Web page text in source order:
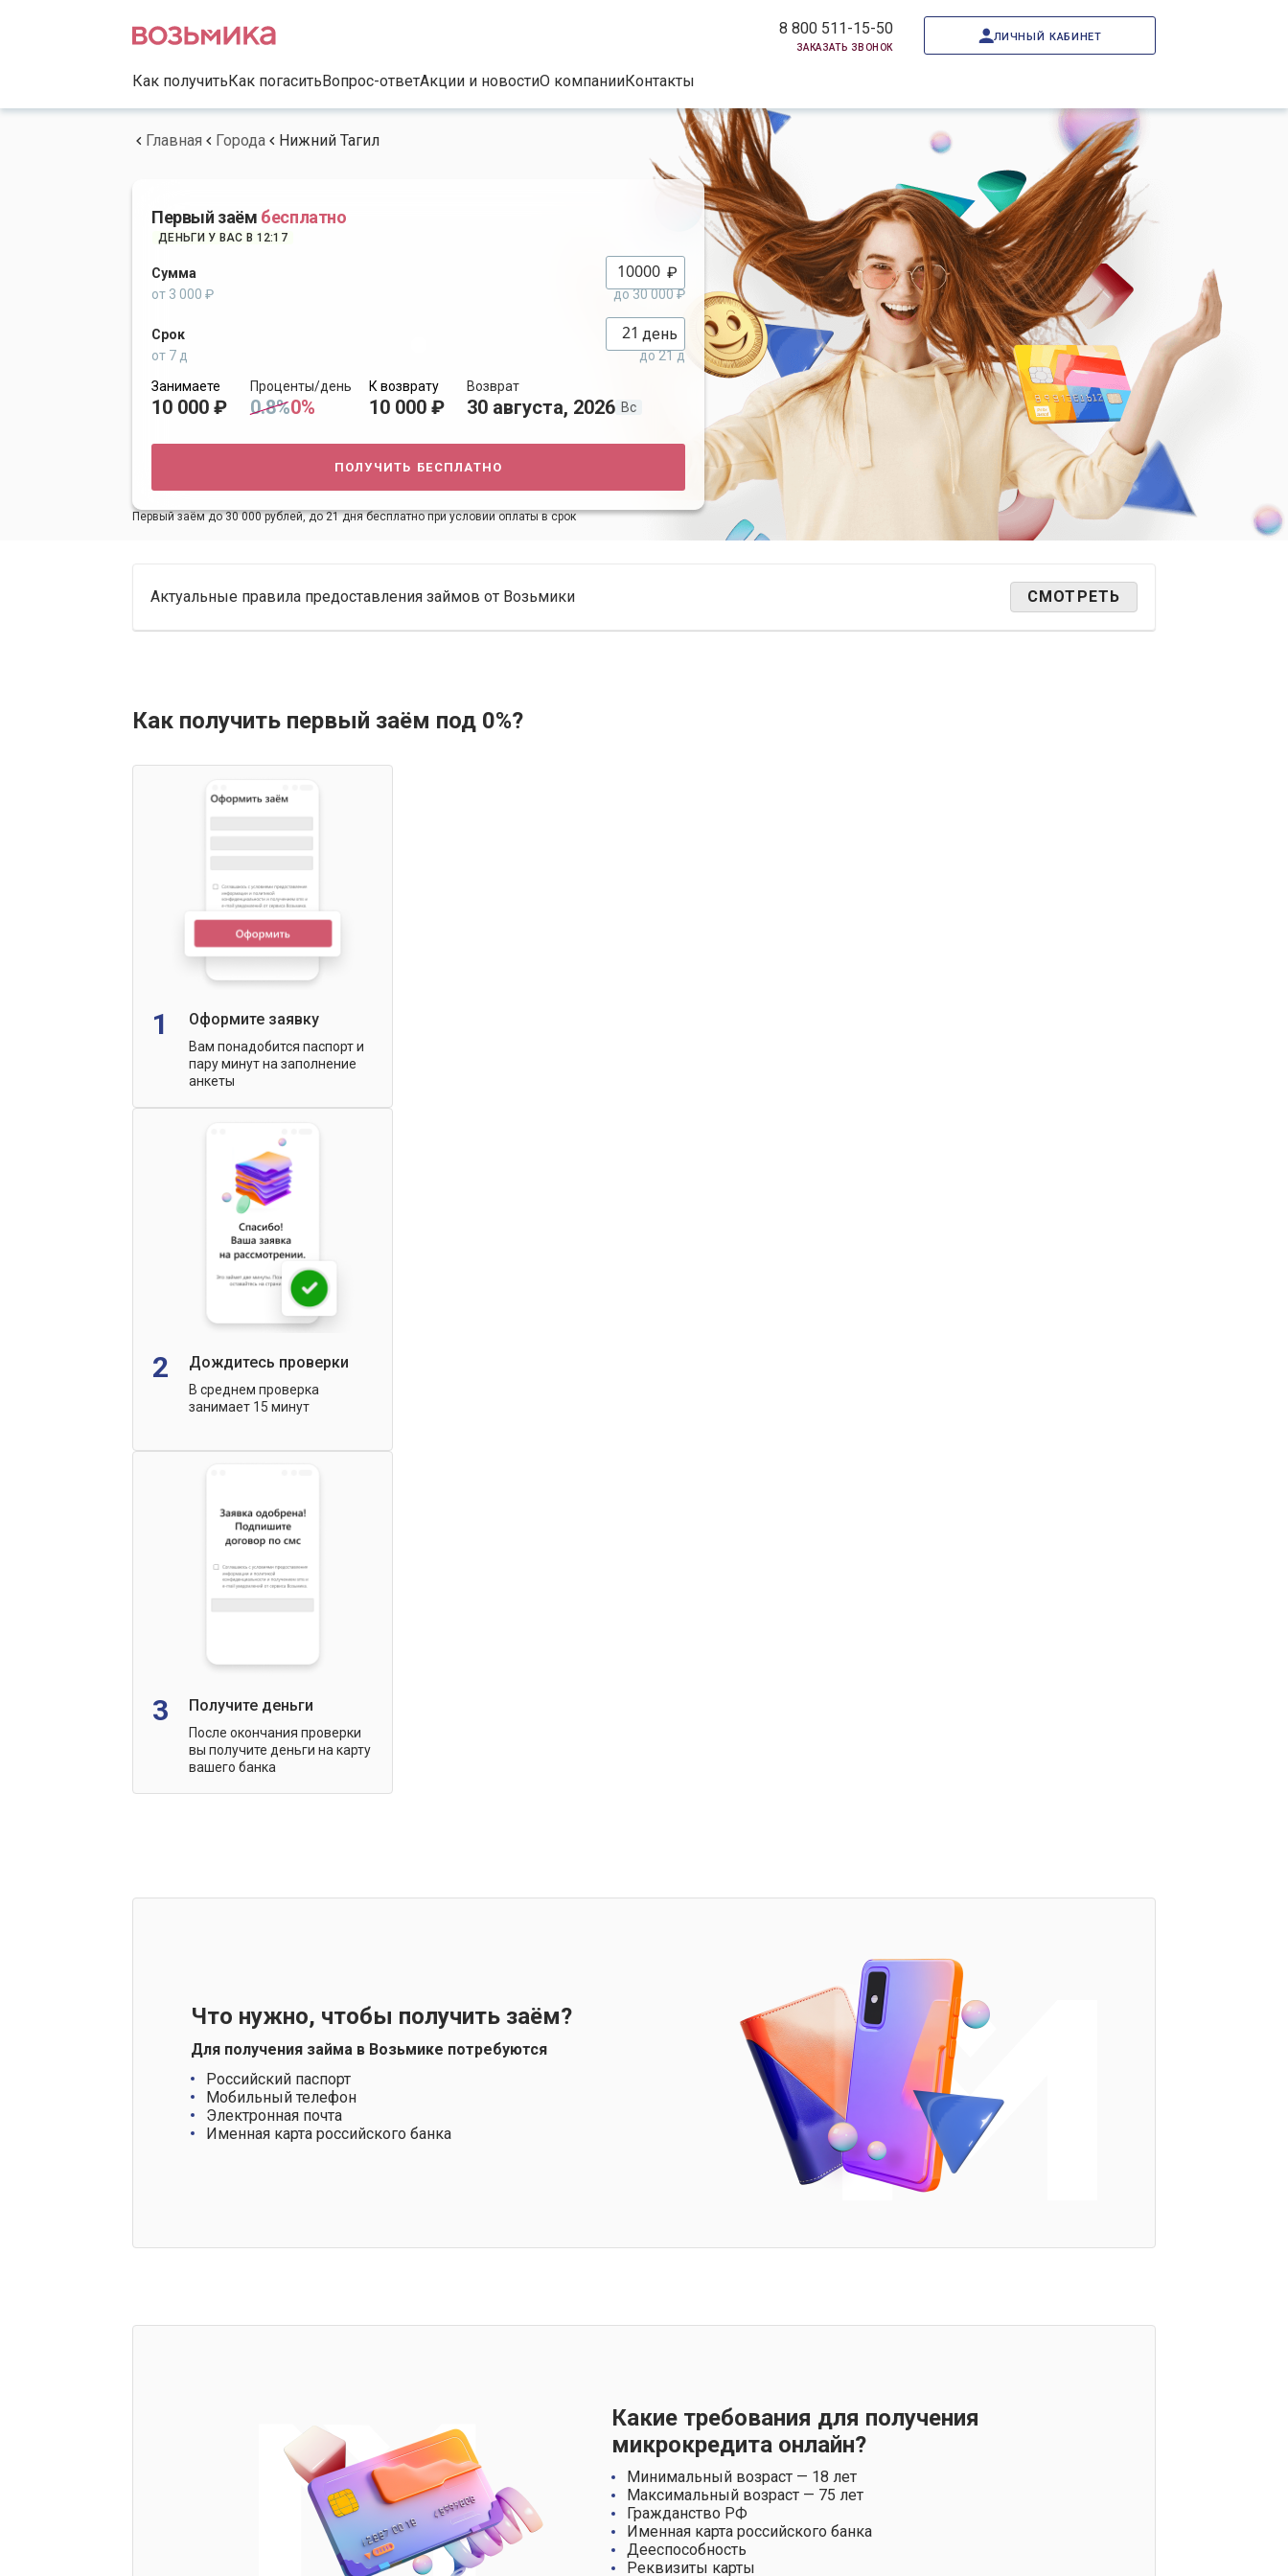
8 800 511-15-50
заказать звонок
личный кабинет
Как получитьКак погаситьВопрос-ответАкции и новостиО компанииКонтакты
Главная Города Нижний Тагил
Первый заём бесплатно
ДЕНЬГИ У ВАС В 12:17
Сумма ₽
от 3 000 ₽ до 30 000 ₽
Срок день
от 7 д
до 21 д
Занимаете
10 000 ₽
Проценты/день
0.8%0%
К возврату
10 000 ₽
Возврат
30 августа, 2026 Вс
получить бесплатно
Первый заём до 30 000 рублей, до 21 дня бесплатно при условии оплаты в срок
Актуальные правила предоставления займов от Возьмики СМОТРЕТЬ
Как получить первый заём под 0%?
1 Оформите заявку
Вам понадобится паспорт и
пару минут на заполнение
анкеты
2 Дождитесь проверки
В среднем проверка
занимает 15 минут
3 Получите деньги
После окончания проверки
вы получите деньги на карту
вашего банка
Что нужно, чтобы получить заём?
Для получения займа в Возьмике потребуются
Российский паспорт
Мобильный телефон
Электронная почта
Именная карта российского банка
Какие требования для получения
микрокредита онлайн?
Минимальный возраст — 18 лет
Максимальный возраст — 75 лет
Гражданство РФ
Именная карта российского банка
Дееспособность
Реквизиты карты